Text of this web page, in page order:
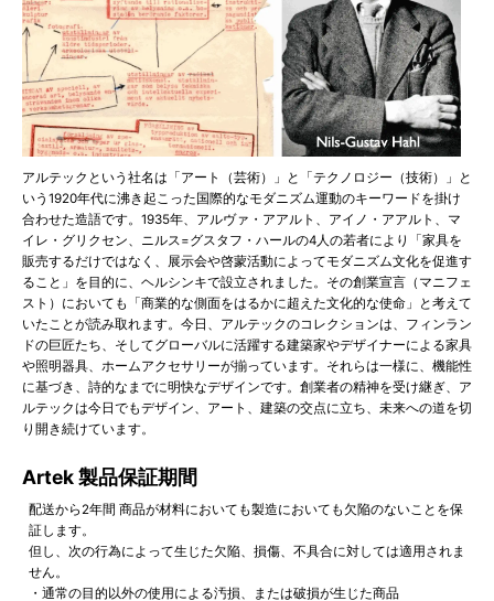
アルテックという社名は「アート（芸術）」と「テクノロジー（技術）」と
いう1920年代に沸き起こった国際的なモダニズム運動のキーワードを掛け
合わせた造語です。1935年、アルヴァ・アアルト、アイノ・アアルト、マ
イレ・グリクセン、ニルス=グスタフ・ハールの4人の若者により「家具を
販売するだけではなく、展示会や啓蒙活動によってモダニズム文化を促進す
ること」を目的に、ヘルシンキで設立されました。その創業宣言（マニフェ
スト）においても「商業的な側面をはるかに超えた文化的な使命」と考えて
いたことが読み取れます。今日、アルテックのコレクションは、フィンラン
ドの巨匠たち、そしてグローバルに活躍する建築家やデザイナーによる家具
や照明器具、ホームアクセサリーが揃っています。それらは一様に、機能性
に基づき、詩的なまでに明快なデザインです。創業者の精神を受け継ぎ、ア
ルテックは今日でもデザイン、アート、建築の交点に立ち、未来への道を切
り開き続けています。
Artek 製品保証期間
配送から2年間 商品が材料においても製造においても欠陥のないことを保
証します。
但し、次の行為によって生じた欠陥、損傷、不具合に対しては適用されま
せん。
・通常の目的以外の使用による汚損、または破損が生じた商品